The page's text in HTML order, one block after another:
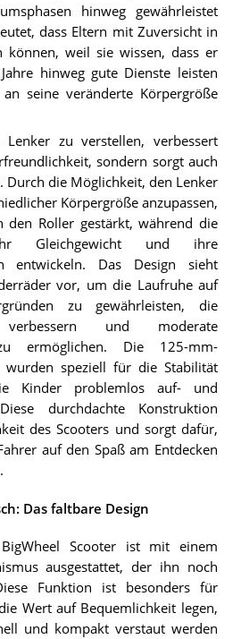
hinweg gewährleistet
dass Eltern mit Zuversicht in
können, weil sie wissen, dass er
hinweg gute Dienste leisten
seine veränderte Körpergröße
zu verstellen, verbessert
sondern sorgt auch
die Möglichkeit, den Lenker
Körpergröße anzupassen,
den Roller gestärkt, während die
Gleichgewicht und ihre
entwickeln. Das Design sieht
vor, um die Laufruhe auf
zu gewährleisten, die
und moderate
ermöglichen. Die 125-mm-
wurden speziell für die Stabilität
Kinder problemlos auf- und
durchdachte Konstruktion
des Scooters und sorgt dafür,
auf den Spaß am Entdecken
Das faltbare Design
Scooter ist mit einem
ausgestattet, der ihn noch
Funktion ist besonders für
Wert auf Bequemlichkeit legen,
und kompakt verstaut werden